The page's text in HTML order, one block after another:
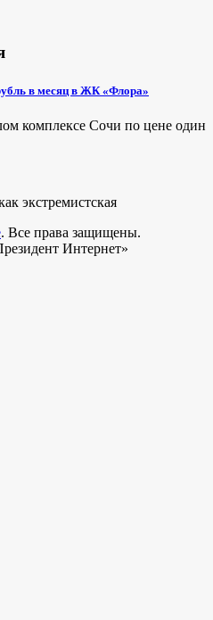
в месяц в ЖК «Флора»
комплексе Сочи по цене один
экстремистская
. Все права защищены.
Интернет»